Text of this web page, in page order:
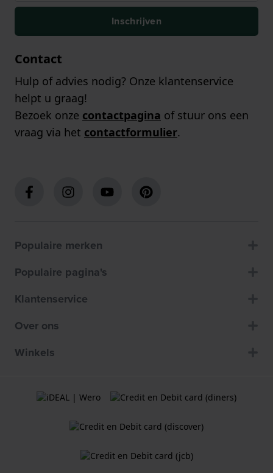
Inschrijven
Contact
Hulp of advies nodig? Onze klantenservice
helpt u graag!
Bezoek onze contactpagina of stuur ons een
vraag via het contactformulier.
Populaire merken
Populaire pagina's
Klantenservice
Over ons
Winkels